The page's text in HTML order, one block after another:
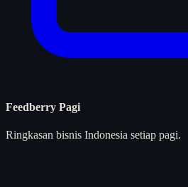
Feedberry Pagi
Ringkasan bisnis Indonesia setiap pagi.